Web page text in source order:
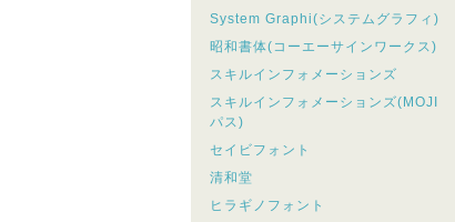
System Graphi(システムグラフィ)
昭和書体(コーエーサインワークス)
スキルインフォメーションズ
スキルインフォメーションズ(MOJI
パス)
セイビフォント
清和堂
ヒラギノフォント